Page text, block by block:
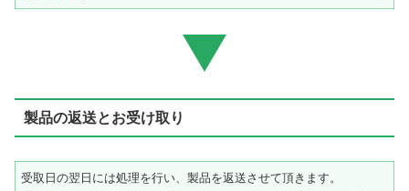
製品の返送とお受け取り
受取日の翌日には処理を行い、製品を返送させて頂きます。